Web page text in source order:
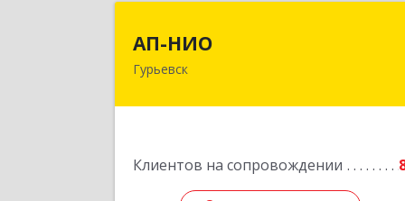
АП-НИО
Гурьевск
Клиентов на сопровождении